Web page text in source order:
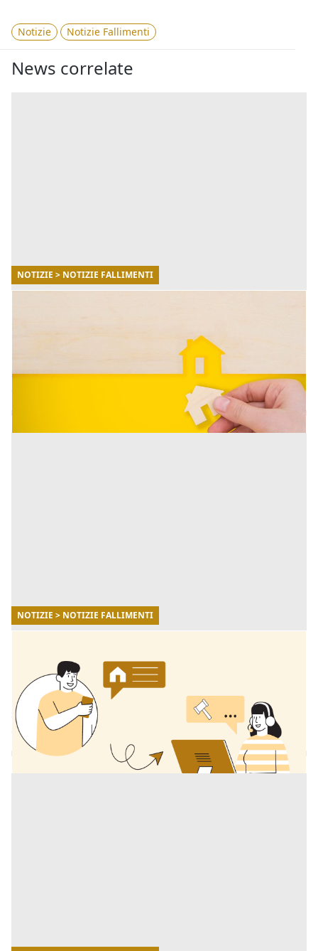
Notizie Notizie Fallimenti
News correlate
NOTIZIE > NOTIZIE FALLIMENTI
di un terreno
La rinuncia alla proprietà di un immobile è uno
strumento giuridico che consente al proprietario di
NOTIZIE > NOTIZIE FALLIMENTI
Aste giudiziarie: come orientarsi in sicurezza
con la consulenza di Fallimenti.it
Per affrontare questo percorso senza stress nasce il
servizio di consulenza di Fallimenti.it per la ricerca di
qualsiasi immobile in asta. [...]